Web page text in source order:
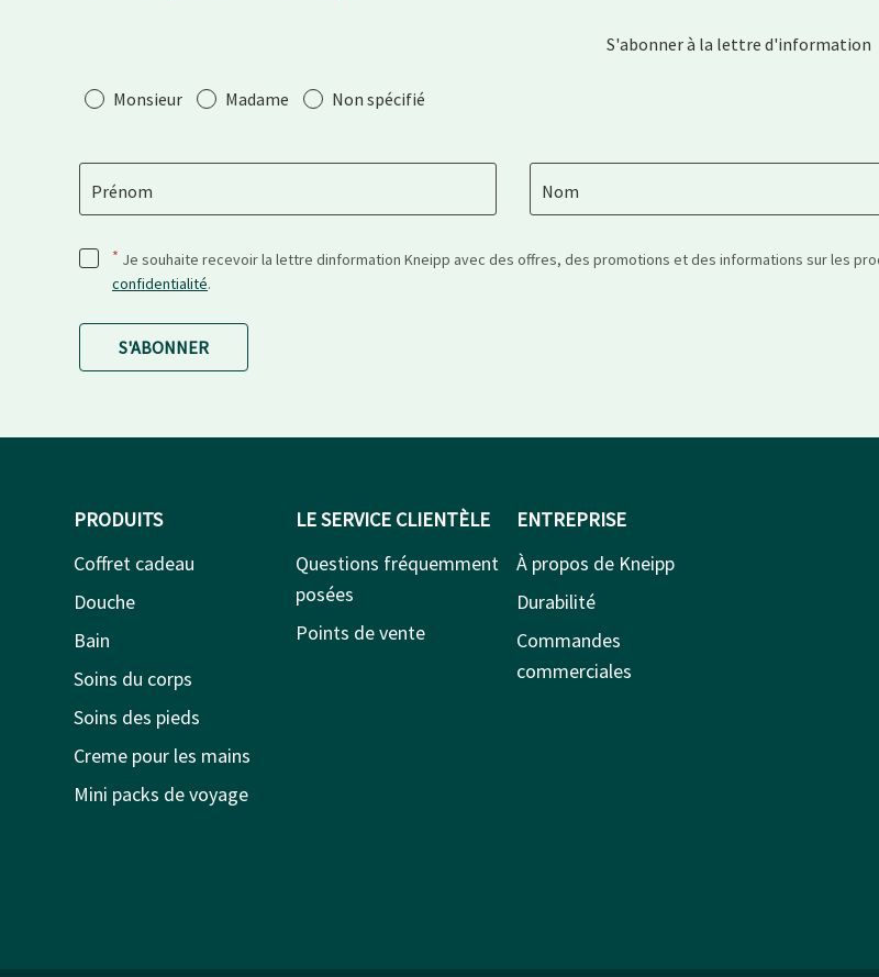
S'abonner à la lettre d'information
Salutation
Monsieur Madame Non spécifié
Prénom Nom
* Je souhaite recevoir la lettre dinformation Kneipp avec des offres, des promotions et des informations sur les
confidentialité.
S'ABONNER
PRODUITS
Coffret cadeau
Douche
Bain
Soins du corps
Soins des pieds
Creme pour les mains
Mini packs de voyage
LE SERVICE CLIENTÈLE
Questions fréquemment
posées
Points de vente
ENTREPRISE
À propos de Kneipp
Durabilité
Commandes
commerciales